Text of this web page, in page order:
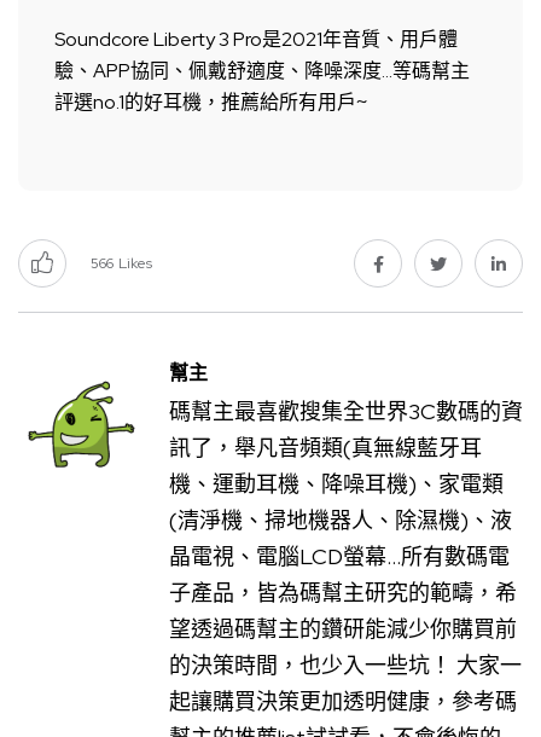
Soundcore Liberty 3 Pro是2021年音質、用戶體
驗、APP協同、佩戴舒適度、降噪深度...等碼幫主
評選no.1的好耳機，推薦給所有用戶~
566 Likes
幫主
碼幫主最喜歡搜集全世界3C數碼的資
訊了，舉凡音頻類(真無線藍牙耳
機、運動耳機、降噪耳機)、家電類
(清淨機、掃地機器人、除濕機)、液
晶電視、電腦LCD螢幕...所有數碼電
子產品，皆為碼幫主研究的範疇，希
望透過碼幫主的鑽研能減少你購買前
的決策時間，也少入一些坑！ 大家一
起讓購買決策更加透明健康，參考碼